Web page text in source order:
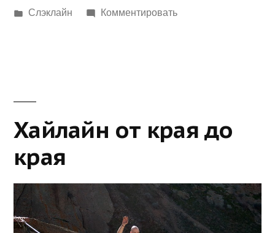
Написано
Слэклайн Комментировать
Хайлайн от края до
края